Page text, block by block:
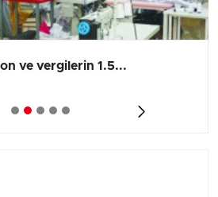
ve vergilerin 1.5...